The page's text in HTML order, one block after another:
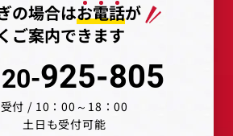
の場合はお電話が
ご案内できます
925-805
付 / 10：00～18：00
土日も受付可能